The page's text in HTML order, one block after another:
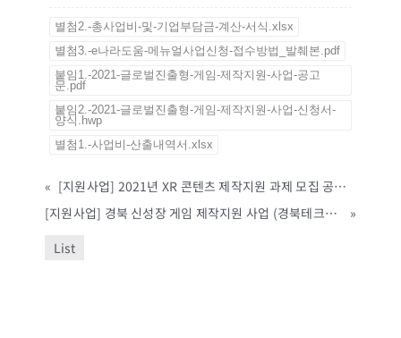
별첨2.-총사업비-및-기업부담금-계산-서식.xlsx
별첨3.-e나라도움-메뉴얼사업신청-접수방법_발췌본.pdf
붙임1.-2021-글로벌진출형-게임-제작지원-사업-공고
문.pdf
붙임2.-2021-글로벌진출형-게임-제작지원-사업-신청서-
양식.hwp
별첨1.-사업비-산출내역서.xlsx
«
[지원사업] 2021년 XR 콘텐츠 제작지원 과제 모집 공고(인천테크노파크, ~4/23까지)
[지원사업] 경북 신성장 게임 제작지원 사업 (경북테크노파크, ~4/7까지)
»
List